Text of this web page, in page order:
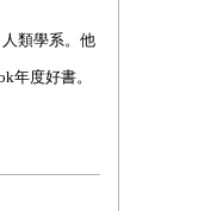
類學系。他
年度好書。